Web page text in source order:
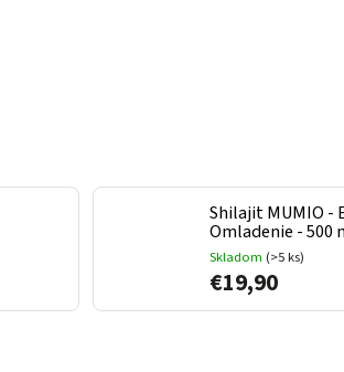
Shilajit MUMIO -
Omladenie - 500
Skladom (>5 ks)
€19,90